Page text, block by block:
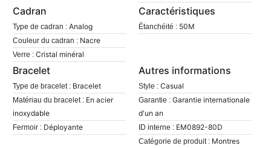
Cadran
Type de cadran : Analog
Couleur du cadran : Nacre
Verre : Cristal minéral
Caractéristiques
Étanchéité : 50M
Bracelet
Type de bracelet : Bracelet
Matériau du bracelet : En acier
inoxydable
Fermoir : Déployante
Autres informations
Style : Casual
Garantie : Garantie internationale
d'un an
ID interne : EM0892-80D
Catégorie de produit : Montres